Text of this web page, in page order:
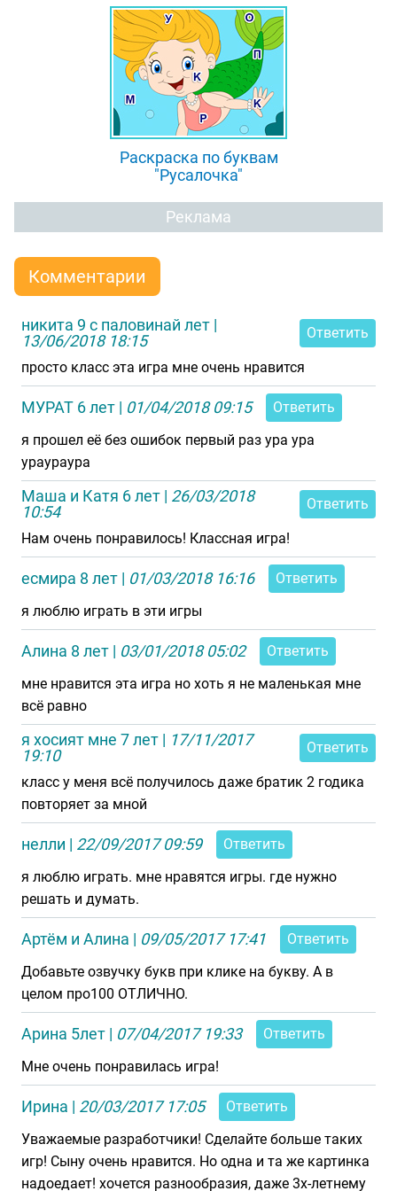
Раскраска по буквам
"Русалочка"
Реклама
Комментарии
никита 9 с паловинай лет |
13/06/2018 18:15
Ответить
просто класс эта игра мне очень нравится
МУРАТ 6 лет | 01/04/2018 09:15
Ответить
я прошел её без ошибок первый раз ура ура
ураураура
Маша и Катя 6 лет | 26/03/2018
10:54
Ответить
Нам очень понравилось! Классная игра!
есмира 8 лет | 01/03/2018 16:16
Ответить
я люблю играть в эти игры
Алина 8 лет | 03/01/2018 05:02
Ответить
мне нравится эта игра но хоть я не маленькая мне
всё равно
я хосият мне 7 лет | 17/11/2017
19:10
Ответить
класс у меня всё получилось даже братик 2 годика
повторяет за мной
нелли | 22/09/2017 09:59
Ответить
я люблю играть. мне нравятся игры. где нужно
решать и думать.
Артём и Алина | 09/05/2017 17:41
Ответить
Добавьте озвучку букв при клике на букву. А в
целом про100 ОТЛИЧНО.
Арина 5лет | 07/04/2017 19:33
Ответить
Мне очень понравилась игра!
Ирина | 20/03/2017 17:05
Ответить
Уважаемые разработчики! Сделайте больше таких
игр! Сыну очень нравится. Но одна и та же картинка
надоедает! хочется разнообразия, даже 3х-летнему